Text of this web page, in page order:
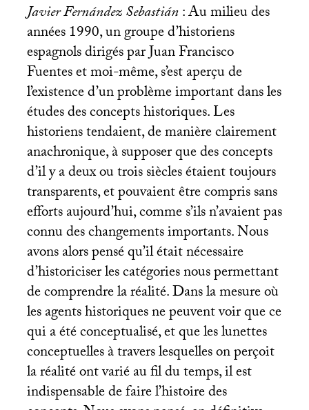
Javier Fernández Sebastián: Au milieu des
années 1990, un groupe d’historiens
espagnols dirigés par Juan Francisco
Fuentes et moi-même, s’est aperçu de
l’existence d’un problème important dans les
études des concepts historiques. Les
historiens tendaient, de manière clairement
anachronique, à supposer que des concepts
d’il y a deux ou trois siècles étaient toujours
transparents, et pouvaient être compris sans
efforts aujourd’hui, comme s’ils n’avaient pas
connu des changements importants. Nous
avons alors pensé qu’il était nécessaire
d’historiciser les catégories nous permettant
de comprendre la réalité. Dans la mesure où
les agents historiques ne peuvent voir que ce
qui a été conceptualisé, et que les lunettes
conceptuelles à travers lesquelles on perçoit
la réalité ont varié au fil du temps, il est
indispensable de faire l’histoire des